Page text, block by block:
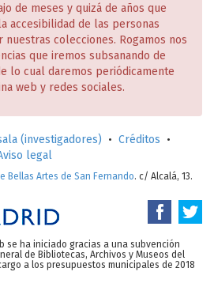
de meses y quizá de años que
accesibilidad de las personas
nuestras colecciones. Rogamos nos
que iremos subsanando de
lo cual daremos periódicamente
web y redes sociales.
(investigadores) • Créditos •
legal
Bellas Artes de San Fernando. c/ Alcalá, 13.
se ha iniciado gracias a una subvención
de Bibliotecas, Archivos y Museos del
a los presupuestos municipales de 2018